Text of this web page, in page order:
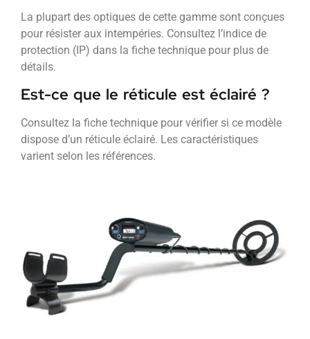
La plupart des optiques de cette gamme sont conçues
pour résister aux intempéries. Consultez l’indice de
protection (IP) dans la fiche technique pour plus de
détails.
Est-ce que le réticule est éclairé ?
Consultez la fiche technique pour vérifier si ce modèle
dispose d’un réticule éclairé. Les caractéristiques
varient selon les références.